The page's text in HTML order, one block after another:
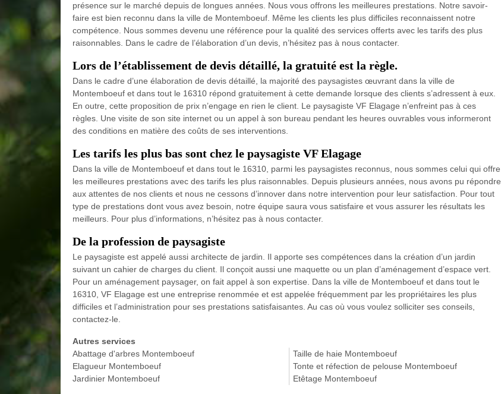
présence sur le marché depuis de longues années. Nous vous offrons les meilleures prestations. Notre savoir-
faire est bien reconnu dans la ville de Montemboeuf. Même les clients les plus difficiles reconnaissent notre
compétence. Nous sommes devenu une référence pour la qualité des services offerts avec les tarifs des plus
raisonnables. Dans le cadre de l’élaboration d’un devis, n’hésitez pas à nous contacter.
Lors de l’établissement de devis détaillé, la gratuité est la règle.
Dans le cadre d’une élaboration de devis détaillé, la majorité des paysagistes œuvrant dans la ville de
Montemboeuf et dans tout le 16310 répond gratuitement à cette demande lorsque des clients s’adressent à eux.
En outre, cette proposition de prix n’engage en rien le client. Le paysagiste VF Elagage n’enfreint pas à ces
règles. Une visite de son site internet ou un appel à son bureau pendant les heures ouvrables vous informeront
des conditions en matière des coûts de ses interventions.
Les tarifs les plus bas sont chez le paysagiste VF Elagage
Dans la ville de Montemboeuf et dans tout le 16310, parmi les paysagistes reconnus, nous sommes celui qui offre
les meilleures prestations avec des tarifs les plus raisonnables. Depuis plusieurs années, nous avons pu répondre
aux attentes de nos clients et nous ne cessons d’innover dans notre intervention pour leur satisfaction. Pour tout
type de prestations dont vous avez besoin, notre équipe saura vous satisfaire et vous assurer les résultats les
meilleurs. Pour plus d’informations, n’hésitez pas à nous contacter.
De la profession de paysagiste
Le paysagiste est appelé aussi architecte de jardin. Il apporte ses compétences dans la création d’un jardin
suivant un cahier de charges du client. Il conçoit aussi une maquette ou un plan d’aménagement d’espace vert.
Pour un aménagement paysager, on fait appel à son expertise. Dans la ville de Montemboeuf et dans tout le
16310, VF Elagage est une entreprise renommée et est appelée fréquemment par les propriétaires les plus
difficiles et l’administration pour ses prestations satisfaisantes. Au cas où vous voulez solliciter ses conseils,
contactez-le.
Autres services
Abattage d'arbres Montemboeuf
Elagueur Montemboeuf
Jardinier Montemboeuf
Taille de haie Montemboeuf
Tonte et réfection de pelouse Montemboeuf
Etêtage Montemboeuf